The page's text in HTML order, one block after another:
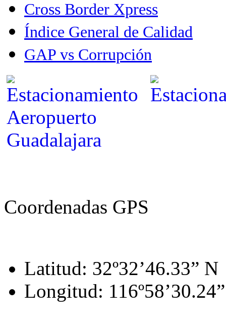
Cross Border Xpress
Índice General de Calidad
GAP vs Corrupción
Coordenadas GPS
Latitud: 32º32’46.33” N
Longitud: